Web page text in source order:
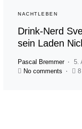
NACHTLEBEN
Drink-Nerd
sein Laden
Pascal Bremmer
5.
No comments